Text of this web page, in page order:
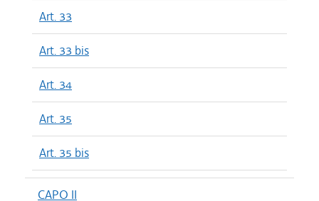
Art. 33
Art. 33 bis
Art. 34
Art. 35
Art. 35 bis
CAPO II